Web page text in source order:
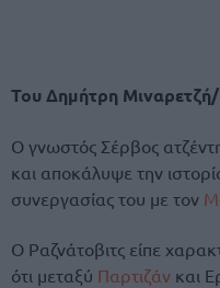
Του Δημήτρη Μιναρετζή/
Ο γνωστός Σέρβος
και αποκάλυψε την
συνεργασίας του με τον
Ο Ραζνάτοβιτς είπε
ότι μεταξύ Παρτιζάν και